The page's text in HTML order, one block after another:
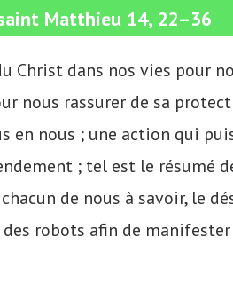
Matthieu 14, 22–36
Christ dans nos vies pour
nous rassurer de sa
en nous ; une action qui
; tel est le résumé
de nous à savoir, le
robots afin de